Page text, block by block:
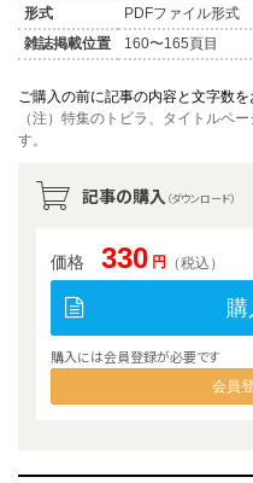
形式
PDFファイル形式
雑誌掲載位置
160〜165頁目
ご購入の前に記事の内容と文字数を
（注）特集のトビラ、タイトルペ
す。
記事の購入 （ダウンロード）
価格 330 円 （税込）
購
購入には会員登録が必要です
会員